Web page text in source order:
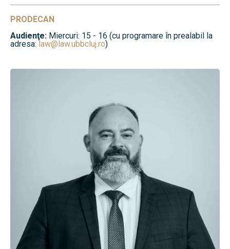
PRODECAN
Audienţe: Miercuri: 15 - 16 (cu programare în prealabil la
adresa: law@law.ubbcluj.ro)